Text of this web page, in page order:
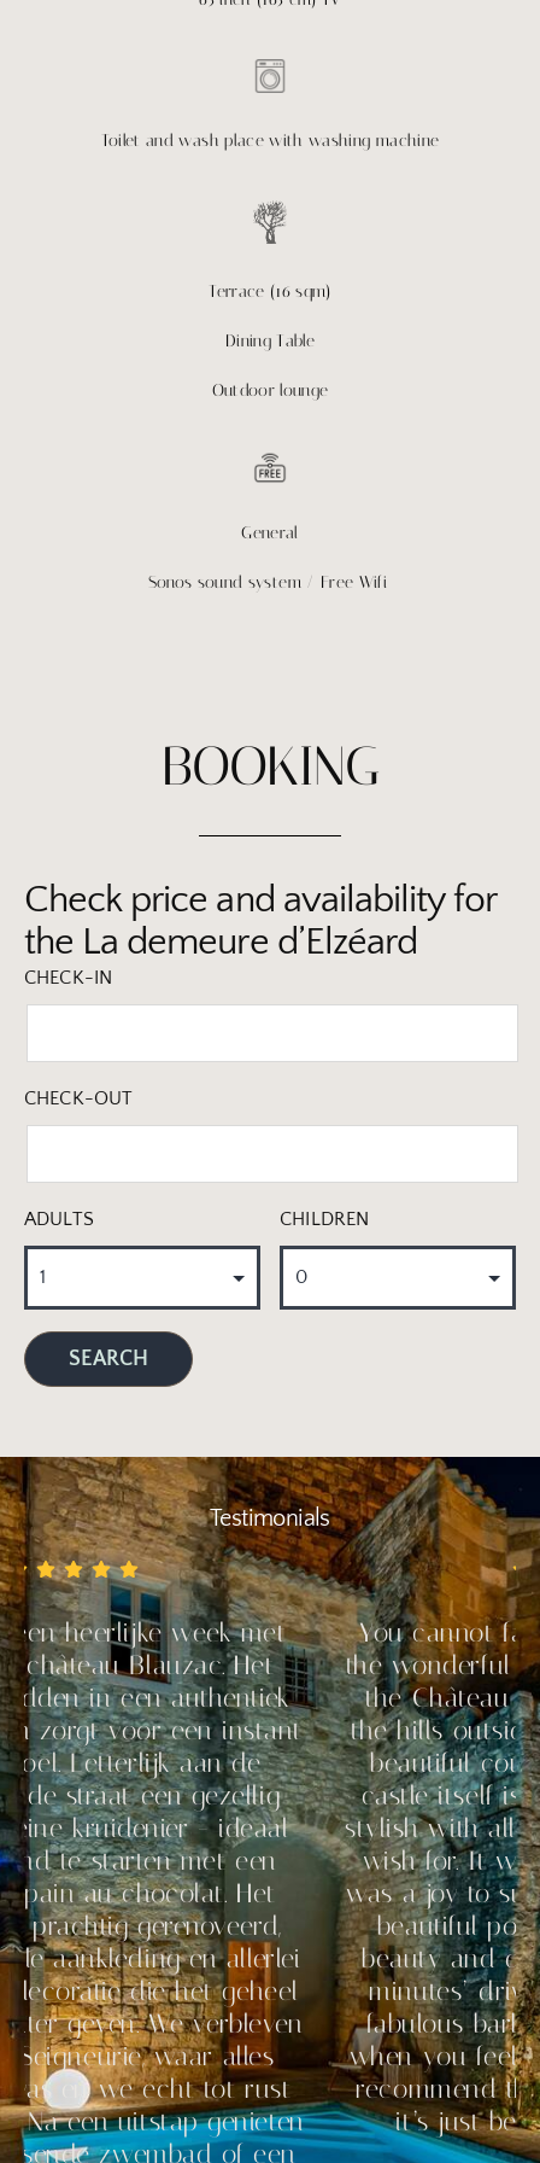
Toilet and wash place with washing machine
Terrace (16 sqm)
Dining Table
Outdoor lounge
General
Sonos sound system / Free Wifi
BOOKING
Check price and availability for
the La demeure d’Elzéard
CHECK-IN
CHECK-OUT
ADULTS CHILDREN
Testimonials
week met
Blauzac. Het
een authentiek
voor een instant
aan de
een gezellig
- ideaal
met een
chocolat. Het
gerenoveerd,
en allerlei
die het geheel
We verbleven
waar alles
we echt tot rust
uitstap genieten
zwembad of een
You cannot fail to be
the wonderful
the Château de
the hills outside Uzès
beautiful countryside
castle itself is
stylish with all the
wish for. It was hot
was a joy to sunbathe
beautiful pool then
beauty and delights
minutes’ drive, later
fabulous barbeque
when you feel like
recommend this
it’s just beautiful